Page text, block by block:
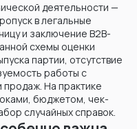
деятельности —
в легальные
и заключение B2B-
схемы оценки
партии, отсутствие
работы с
На практике
бюджетом, чек-
случайных справок.